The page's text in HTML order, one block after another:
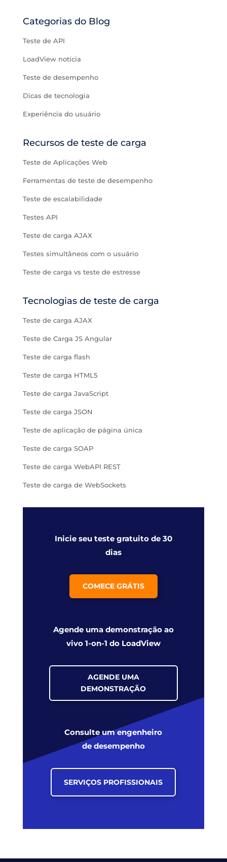
Categorias do Blog
Teste de API
LoadView notícia
Teste de desempenho
Dicas de tecnologia
Experiência do usuário
Recursos de teste de carga
Teste de Aplicações Web
Ferramentas de teste de desempenho
Teste de escalabilidade
Testes API
Teste de carga AJAX
Testes simultâneos com o usuário
Teste de carga vs teste de estresse
Tecnologias de teste de carga
Teste de carga AJAX
Teste de Carga JS Angular
Teste de carga flash
Teste de carga HTML5
Teste de carga JavaScript
Teste de carga JSON
Teste de aplicação de página única
Teste de carga SOAP
Teste de carga WebAPI REST
Teste de carga de WebSockets
Inicie seu teste gratuito de 30
dias
COMECE GRÁTIS
Agende uma demonstração ao
vivo 1-on-1 do LoadView
AGENDE UMA
DEMONSTRAÇÃO
Consulte um engenheiro
de desempenho
SERVIÇOS PROFISSIONAIS